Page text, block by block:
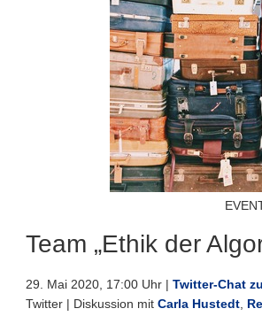
Team „Ethik der
29. Mai 2020, 17:00 Uhr | Twitter-Chat
Twitter | Diskussion mit Carla Hustedt